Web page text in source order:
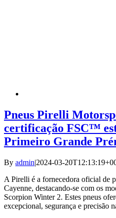
Pneus Pirelli
certificação FSC™
Primeiro Grande
By admin|2024-03-
A Pirelli é a fornecedora oficial de
Cayenne, destacando-se com os
Scorpion Winter 2. Estes pneus
excepcional, segurança e precisão